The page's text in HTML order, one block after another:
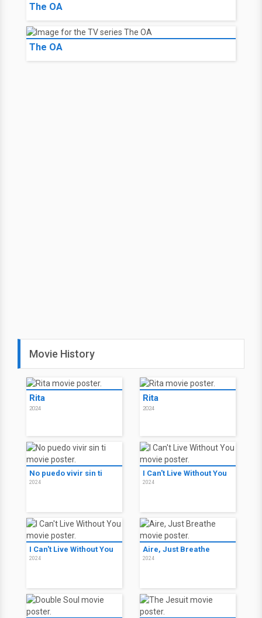
The OA
The OA
Movie History
Rita
2024
Rita
2024
No puedo vivir sin ti
2024
I Can't Live Without You
2024
I Can't Live Without You
2024
Aire, Just Breathe
2024